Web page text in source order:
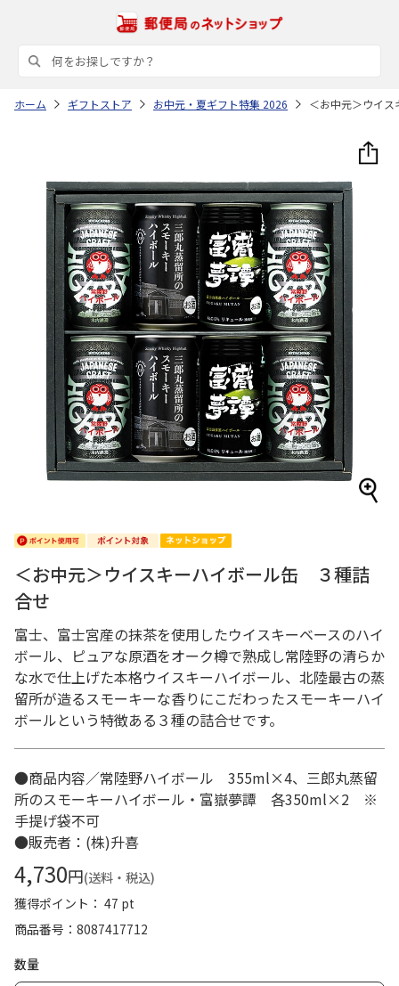
ホーム ギフトストア お中元・夏ギフト特集 2026 ＜お中元＞ウイ
＜お中元＞ウイスキーハイボール缶 ３種詰
合せ
富士、富士宮産の抹茶を使用したウイスキーベースのハイ
ボール、ピュアな原酒をオーク樽で熟成し常陸野の清らか
な水で仕上げた本格ウイスキーハイボール、北陸最古の蒸
留所が造るスモーキーな香りにこだわったスモーキーハイ
ボールという特徴ある３種の詰合せです。
●商品内容／常陸野ハイボール 355ml×4、三郎丸蒸留
所のスモーキーハイボール・富嶽夢譚 各350ml×2 ※
手提げ袋不可
●販売者：(株)升喜
4,730円(送料・税込)
獲得ポイント： 47 pt
商品番号
8087417712
数量